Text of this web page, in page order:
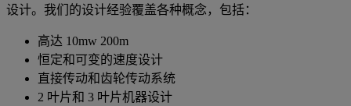
设计。我们的设计经验覆盖各种概念，包括：
高达 10mw 200m
恒定和可变的速度设计
直接传动和齿轮传动系统
2 叶片和 3 叶片机器设计